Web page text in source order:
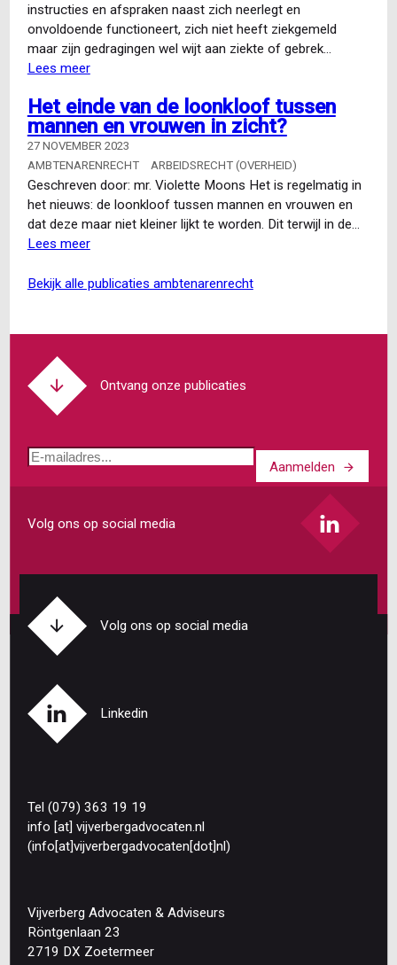
instructies en afspraken naast zich neerlegt en
onvoldoende functioneert, zich niet heeft ziekgemeld
maar zijn gedragingen wel wijt aan ziekte of gebrek…
Lees meerover
functioneren
en
medische
beperkingen?
Doe
behoorlijk
onderzoek!
Het einde van de loonkloof tussen
mannen en vrouwen in zicht?
27 NOVEMBER 2023
AMBTENARENRECHT
ARBEIDSRECHT (OVERHEID)
Geschreven door: mr. Violette Moons Het is regelmatig in
het nieuws: de loonkloof tussen mannen en vrouwen en
dat deze maar niet kleiner lijkt te worden. Dit terwijl in de…
Lees meerover
einde
mannen
zicht?
bekijk alle publicaties ambtenarenrecht
Ontvang onze publicaties
E-
Aanmelden
Volg ons op social media
Volg ons op social media
Linkedin
Tel (079) 363 19 19
info [at] vijverbergadvocaten.nl
(info[at]vijverbergadvocaten[dot]nl)
Vijverberg Advocaten & Adviseurs
Röntgenlaan 23
2719 DX Zoetermeer